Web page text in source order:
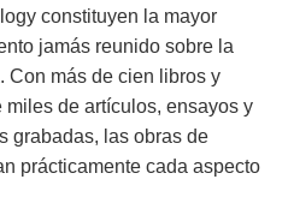
constituyen la mayor
jamás reunido sobre la
Con más de cien libros y
de artículos, ensayos y
grabadas, las obras de
prácticamente cada aspecto